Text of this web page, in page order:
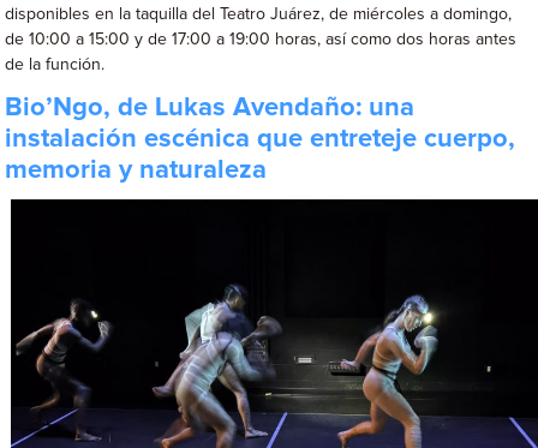
disponibles en la taquilla del Teatro Juárez, de miércoles a domingo,
de 10:00 a 15:00 y de 17:00 a 19:00 horas, así como dos horas antes
de la función.
Bio’Ngo, de Lukas Avendaño: una
instalación escénica que entreteje cuerpo,
memoria y naturaleza